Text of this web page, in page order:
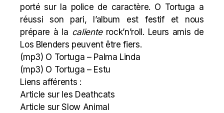
porté sur la police de caractère. O Tortuga a
réussi son pari, l’album est festif et nous
prépare à la caliente rock’n’roll. Leurs amis de
Los Blenders peuvent être fiers.
(mp3) O Tortuga – Palma Linda
(mp3) O Tortuga – Estu
Liens afférents :
Article sur les Deathcats
Article sur Slow Animal